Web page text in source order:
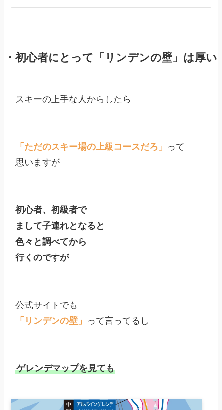
・初心者にとって「リンデンの壁」は厚い
スキーの上手な人からしたら
「ただのスキー場の上級コースだろ」 って
思いますが
初心者、初級者で
まして子連れとなると
色々と調べてから
行くのですが
「リンデンの壁」 って言ってるし
ゲレンデマップを見ても